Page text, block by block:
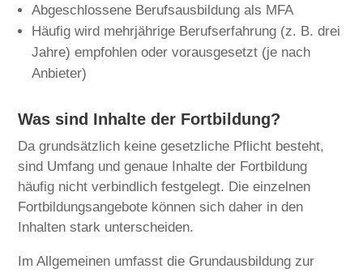
Abgeschlossene Berufsausbildung als MFA
Häufig wird mehrjährige Berufserfahrung (z. B. drei
Jahre) empfohlen oder vorausgesetzt (je nach
Anbieter)
Was sind Inhalte der Fortbildung?
Da grundsätzlich keine gesetzliche Pflicht besteht,
sind Umfang und genaue Inhalte der Fortbildung
häufig nicht verbindlich festgelegt. Die einzelnen
Fortbildungsangebote können sich daher in den
Inhalten stark unterscheiden.
Im Allgemeinen umfasst die Grundausbildung zur